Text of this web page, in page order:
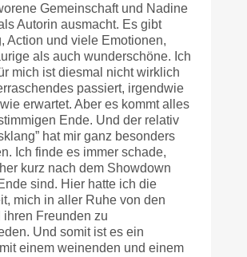
Gemeinschaft und Nadine
Autorin ausmacht. Es gibt
Action und viele Emotionen,
als auch wunderschöne. Ich
mich ist diesmal nicht wirklich
passiert, irgendwie
erwartet. Aber es kommt alles
Ende. Und der relativ
hat mir ganz besonders
Ich finde es immer schade,
kurz nach dem Showdown
sind. Hier hatte ich die
mich in aller Ruhe von den
ihren Freunden zu
Und somit ist es ein
einem weinenden und einem